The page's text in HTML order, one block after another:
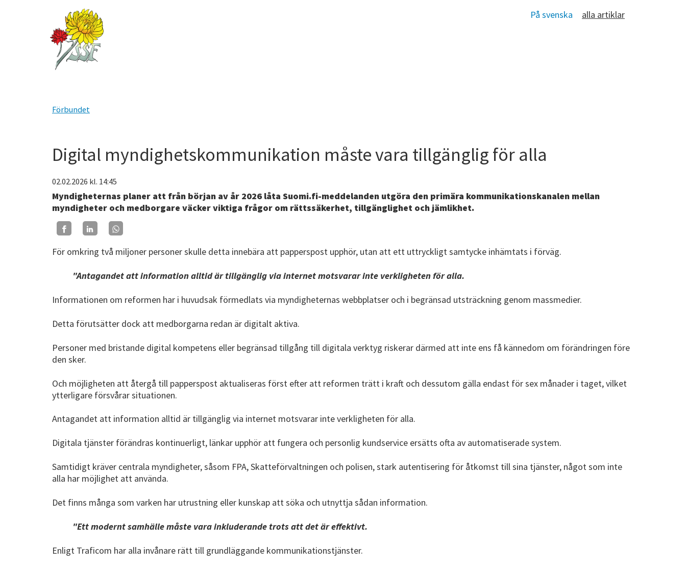
På svenska alla artiklar
Förbundet
Digital myndighetskommunikation måste vara tillgänglig för alla
02.02.2026 kl. 14:45
Myndigheternas planer att från början av år 2026 låta Suomi.fi-meddelanden utgöra den primära kommunikationskanalen mellan
myndigheter och medborgare väcker viktiga frågor om rättssäkerhet, tillgänglighet och jämlikhet.
För omkring två miljoner personer skulle detta innebära att papperspost upphör, utan att ett uttryckligt samtycke inhämtats i förväg.
"Antagandet att information alltid är tillgänglig via internet motsvarar inte verkligheten för alla.
Informationen om reformen har i huvudsak förmedlats via myndigheternas webbplatser och i begränsad utsträckning genom massmedier.
Detta förutsätter dock att medborgarna redan är digitalt aktiva.
Personer med bristande digital kompetens eller begränsad tillgång till digitala verktyg riskerar därmed att inte ens få kännedom om förändringen före
den sker.
Och möjligheten att återgå till papperspost aktualiseras först efter att reformen trätt i kraft och dessutom gälla endast för sex månader i taget, vilket
ytterligare försvårar situationen.
Antagandet att information alltid är tillgänglig via internet motsvarar inte verkligheten för alla.
Digitala tjänster förändras kontinuerligt, länkar upphör att fungera och personlig kundservice ersätts ofta av automatiserade system.
Samtidigt kräver centrala myndigheter, såsom FPA, Skatteförvaltningen och polisen, stark autentisering för åtkomst till sina tjänster, något som inte
alla har möjlighet att använda.
Det finns många som varken har utrustning eller kunskap att söka och utnyttja sådan information.
"Ett modernt samhälle måste vara inkluderande trots att det är effektivt.
Enligt Traficom har alla invånare rätt till grundläggande kommunikationstjänster.